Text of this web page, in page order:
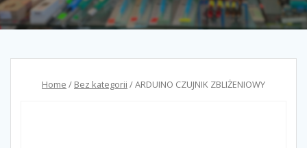
Home / Bez kategorii / ARDUINO CZUJNIK ZBLIŻENIOWY